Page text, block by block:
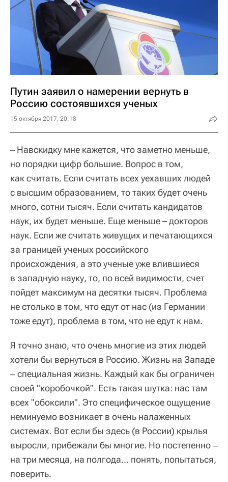
Путин заявил о намерении вернуть в
Россию состоявшихся ученых
15 октября 2017, 20:18
– Навскидку мне кажется, что заметно меньше,
но порядки цифр большие. Вопрос в том,
как считать. Если считать всех уехавших людей
с высшим образованием, то таких будет очень
много, сотни тысяч. Если считать кандидатов
наук, их будет меньше. Еще меньше – докторов
наук. Если же считать живущих и печатающихся
за границей ученых российского
происхождения, а это ученые уже влившиеся
в западную науку, то, по всей видимости, счет
пойдет максимум на десятки тысяч. Проблема
не столько в том, что едут от нас (из Германии
тоже едут), проблема в том, что не едут к нам.
Я точно знаю, что очень многие из этих людей
хотели бы вернуться в Россию. Жизнь на Западе
‒ специальная жизнь. Каждый как бы ограничен
своей "коробочкой". Есть такая шутка: нас там
всех "обоксили". Это специфическое ощущение
неминуемо возникает в очень налаженных
системах. Вот если бы здесь (в России) крылья
выросли, прибежали бы многие. Но постепенно ‒
на три месяца, на полгода… понять, попытаться,
поверить.